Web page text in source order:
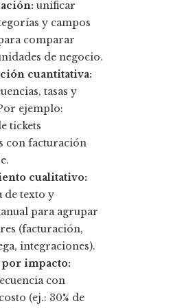
unificar
y campos
comparar
de negocio.
cuantitativa:
tasas y
ejemplo:
tickets
con facturación
cualitativo:
de texto y
para agrupar
(facturación,
integraciones).
impacto:
con
(ej.: 30% de